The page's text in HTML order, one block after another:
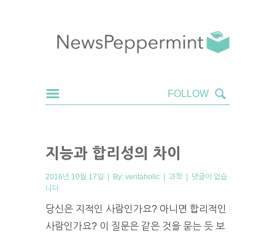
지능과 합리성의 차이
2016년 10월 17일 | By: veritaholic | 과학 | 댓글이 없습
니다
당신은 지적인 사람인가요? 아니면 합리적인
사람인가요? 이 질문은 같은 것을 묻는 듯 보